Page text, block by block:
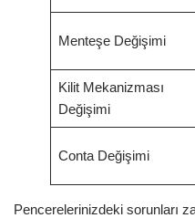
Menteşe Değişimi
Kilit Mekanizması
Değişimi
Conta Değişimi
Pencerelerinizdeki sorunları